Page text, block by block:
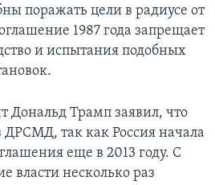
поражать цели в радиусе от
1987 года запрещает
и испытания подобных
Дональд Трамп заявил, что
так как Россия начала
еще в 2013 году. С
власти несколько раз